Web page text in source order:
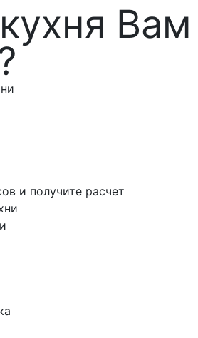
Вам
и получите расчет